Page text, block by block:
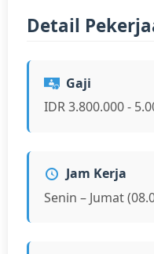
Detail
Gaji
IDR 3.800.000 -
Jam Kerja
Senin – Jumat